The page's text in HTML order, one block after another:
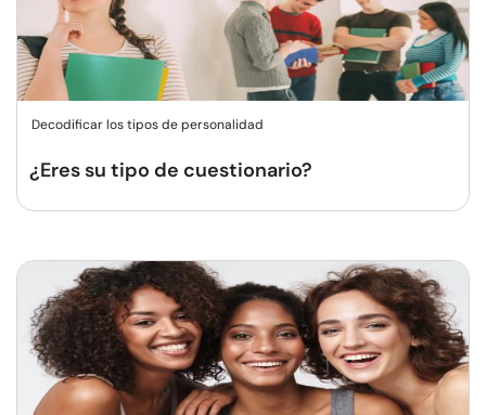
Decodificar los tipos de personalidad
¿Eres su tipo de cuestionario?